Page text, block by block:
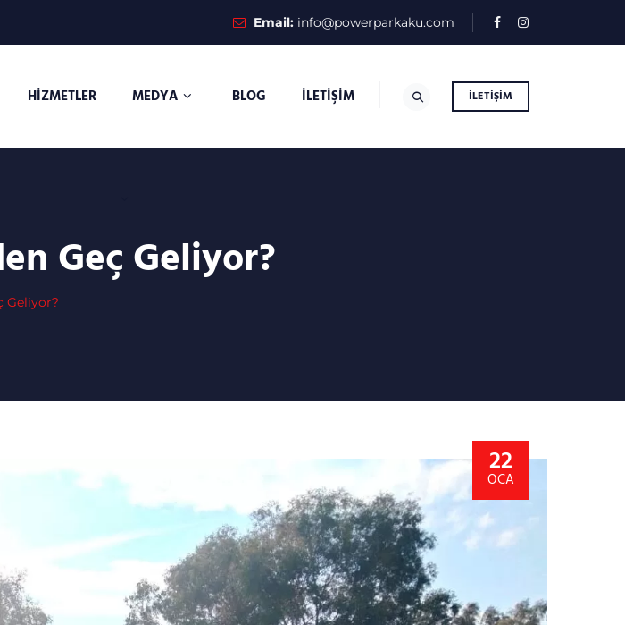
Email: info@powerparkaku.com
İLETIŞIM
HIZMETLER MEDYA BLOG İLETIŞIM
Geç Geliyor?
Geliyor?
22
OCA